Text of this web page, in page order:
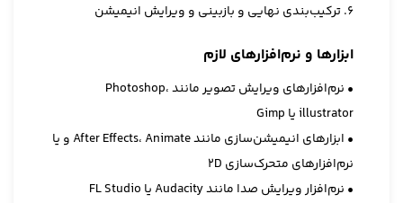
6. ترکیب‌بندی نهایی و بازبینی و ویرایش انیمیشن
ابزارها و نرم‌افزارهای لازم
• نرم‌افزارهای ویرایش تصویر مانند Photoshop،
illustrator یا Gimp
• ابزارهای انیمیشن‌سازی مانند After Effects، Animate و یا
نرم‌افزارهای متحرک‌سازی 2D
• نرم‌افزار ویرایش صدا مانند Audacity یا FL Studio